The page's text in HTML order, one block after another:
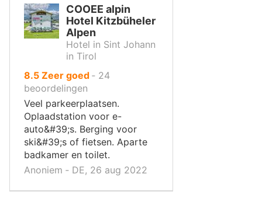
COOEE alpin
Hotel Kitzbüheler
Alpen
Hotel in Sint Johann
in Tirol
8.5uit
10
,
Zeer goed ‐ 24
beoordelingen
Veel parkeerplaatsen.
Oplaadstation voor e-
auto&#39;s. Berging voor
ski&#39;s of fietsen. Aparte
badkamer en toilet.
Anoniem ‐ DE, 26 aug 2022